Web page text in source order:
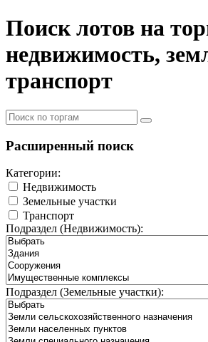
Поиск лотов на
недвижимость,
транспорт
Расширенный поиск
Категории:
Недвижимость
Земельные участки
Транспорт
Подраздел (Недвижимость):
Подраздел (Земельные участки):